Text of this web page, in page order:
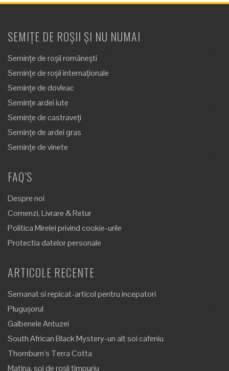
SEMIȚE DE ROȘII ȘI NU NUMAI
Semințe de roșii românești
Semințe de roșii internaționale
Semințe de dovleac
Semințe ardei iute
Semințe de castraveți
Semințe de ardei gras
Semințe de vinete
FAQ’S
Despre noi
Comenzi, Livrare & Retur
Politica Mirelei privind cookie-urile
Protectia datelor personale
ARTICOLE RECENTE
Semanat si repicat-articol pentru incepatori
Plugușorul
Galbenele Antuzei
South African Black Mystery-un alt soi cafeniu
Thornburn’s Terra Cotta
Matina, soi de roșii timpuriu